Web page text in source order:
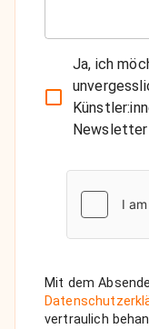
Ja, ich
Newsletter
Mit dem
vertraulich